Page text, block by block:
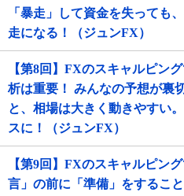
「暴走」して資金を失っても
走になる！（ジュンFX）
【第8回】FXのスキャルピン
析は重要！ みんなの予想が裏
と、相場は大きく動きやすい
スに！（ジュンFX）
【第9回】FXのスキャルピン
言」の前に「準備」をするこ